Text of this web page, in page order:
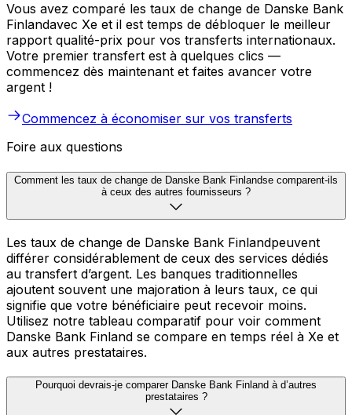
Vous avez comparé les taux de change de Danske Bank
Finlandavec Xe et il est temps de débloquer le meilleur
rapport qualité-prix pour vos transferts internationaux.
Votre premier transfert est à quelques clics —
commencez dès maintenant et faites avancer votre
argent !
Commencez à économiser sur vos transferts
Foire aux questions
Comment les taux de change de Danske Bank Finlandse comparent-ils
à ceux des autres fournisseurs ?
Les taux de change de Danske Bank Finlandpeuvent
différer considérablement de ceux des services dédiés
au transfert d’argent. Les banques traditionnelles
ajoutent souvent une majoration à leurs taux, ce qui
signifie que votre bénéficiaire peut recevoir moins.
Utilisez notre tableau comparatif pour voir comment
Danske Bank Finland se compare en temps réel à Xe et
aux autres prestataires.
Pourquoi devrais-je comparer Danske Bank Finland à d’autres
prestataires ?